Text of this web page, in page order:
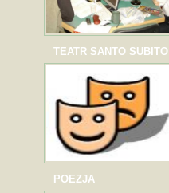
TEATR SANTO SUBITO
POEZJA